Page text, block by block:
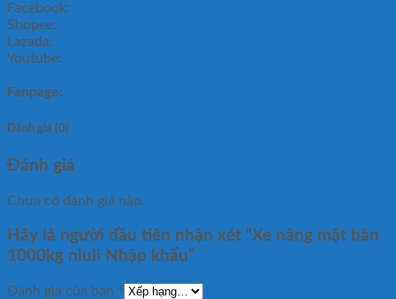
Facebook:
Shopee:
Lazada:
Youtube:
Fanpage:
Đánh giá (0)
Đánh giá
Chưa có đánh giá nào.
Hãy là người đầu tiên nhận xét “Xe nâng mặt bàn
1000kg niuli Nhập khẩu”
Đánh giá của bạn *